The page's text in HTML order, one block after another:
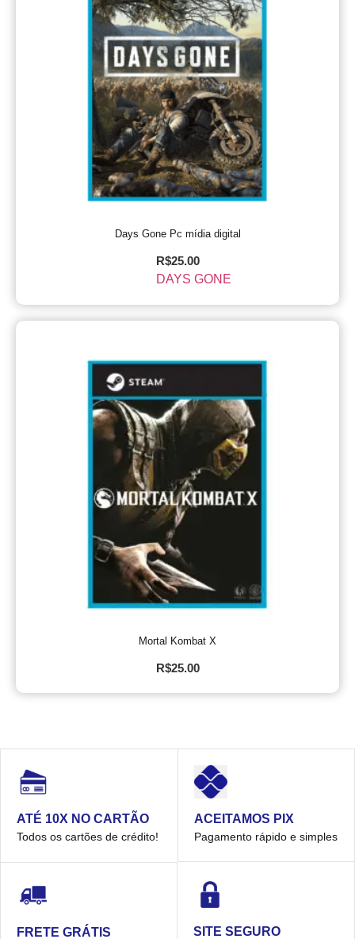
Days Gone Pc mídia digital
R$25.00
DAYS GONE
Mortal Kombat X
R$25.00
ATÉ 10X NO CARTÃO
Todos os cartões de crédito!
ACEITAMOS PIX
Pagamento rápido e simples
FRETE GRÁTIS SITE SEGURO